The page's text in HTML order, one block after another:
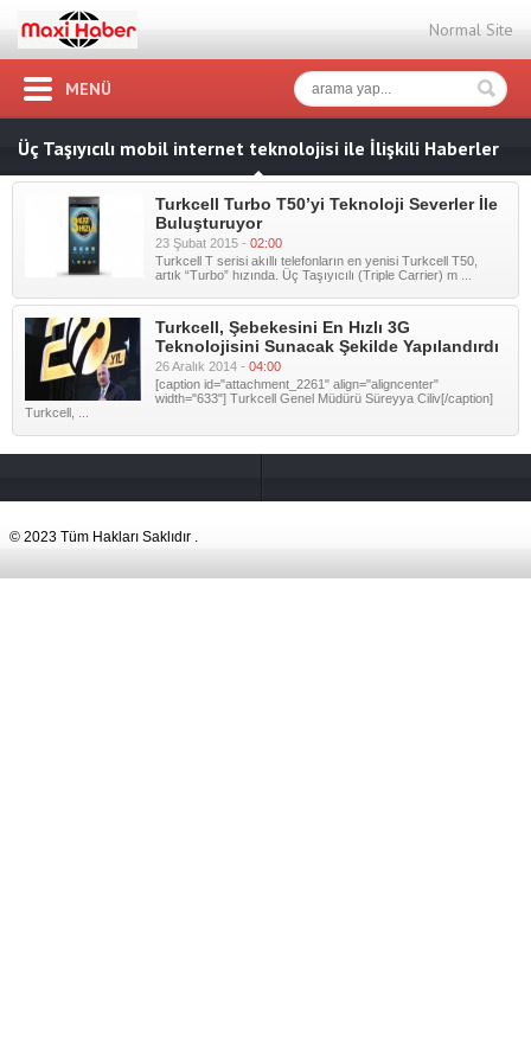
Normal Site
MENÜ
Üç Taşıyıcılı mobil internet teknolojisi ile İlişkili Haberler
Turkcell Turbo T50’yi Teknoloji Severler İle
Buluşturuyor
23 Şubat 2015 - 02:00
Turkcell T serisi akıllı telefonların en yenisi Turkcell T50,
artık “Turbo” hızında. Üç Taşıyıcılı (Triple Carrier) m ...
Turkcell, Şebekesini En Hızlı 3G
Teknolojisini Sunacak Şekilde Yapılandırdı
26 Aralık 2014 - 04:00
[caption id="attachment_2261" align="aligncenter"
width="633"] Turkcell Genel Müdürü Süreyya Ciliv[/caption]
Turkcell, ...
© 2023 Tüm Hakları Saklıdır .